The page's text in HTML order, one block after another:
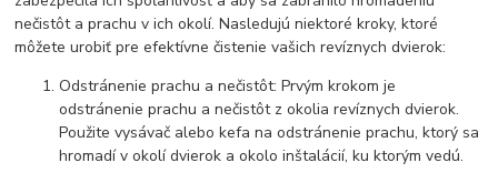
nečistôt a prachu v ich okolí. Nasledujú niektoré kroky, ktoré
môžete urobiť pre efektívne čistenie vašich revíznych dvierok:
Odstránenie prachu a nečistôt: Prvým krokom je
odstránenie prachu a nečistôt z okolia revíznych dvierok.
Použite vysávač alebo kefa na odstránenie prachu, ktorý sa
hromadí v okolí dvierok a okolo inštalácií, ku ktorým vedú.